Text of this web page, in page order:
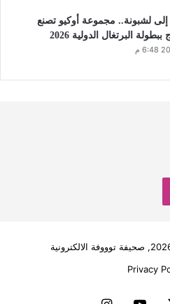
لشبونة.. مجموعة أوكيو تصنع
ببطولة البرتغال الدولية 2026
Privacy